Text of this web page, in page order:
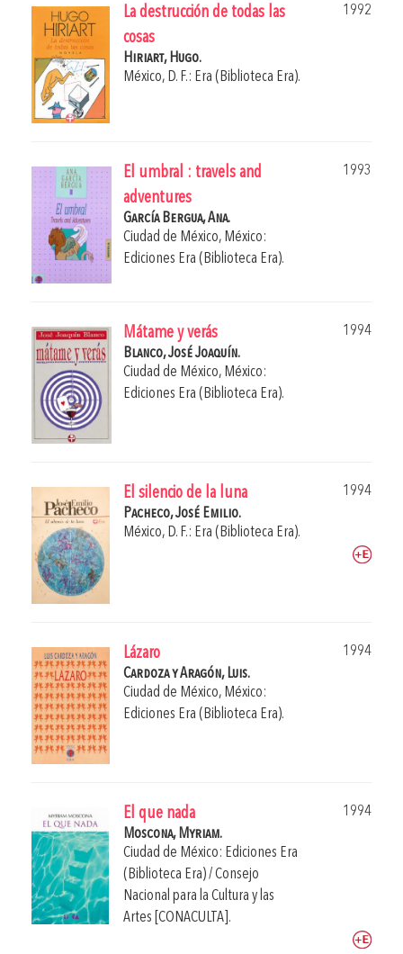
La destrucción de todas las
cosas
1992
Hiriart, Hugo.
México, D. F.: Era (Biblioteca Era).
El umbral : travels and
adventures
1993
García Bergua, Ana.
Ciudad de México, México:
Ediciones Era (Biblioteca Era).
Mátame y verás
1994
Blanco, José Joaquín.
Ciudad de México, México:
Ediciones Era (Biblioteca Era).
El silencio de la luna
1994
Pacheco, José Emilio.
México, D. F.: Era (Biblioteca Era).
Lázaro
1994
Cardoza y Aragón, Luis.
Ciudad de México, México:
Ediciones Era (Biblioteca Era).
El que nada
1994
Moscona, Myriam.
Ciudad de México: Ediciones Era
(Biblioteca Era) / Consejo
Nacional para la Cultura y las
Artes [CONACULTA].